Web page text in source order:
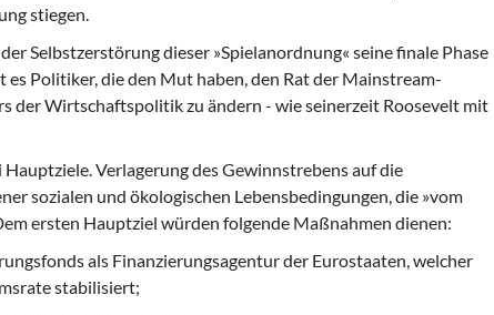
stiegen.
Selbstzerstörung dieser »Spielanordnung« seine finale Phase
es Politiker, die den Mut haben, den Rat der Mainstream-
der Wirtschaftspolitik zu ändern - wie seinerzeit Roosevelt mit
Verlagerung des Gewinnstrebens auf die
sozialen und ökologischen Lebensbedingungen, die »vom
ersten Hauptziel würden folgende Maßnahmen dienen:
als Finanzierungsagentur der Eurostaaten, welcher
stabilisiert;